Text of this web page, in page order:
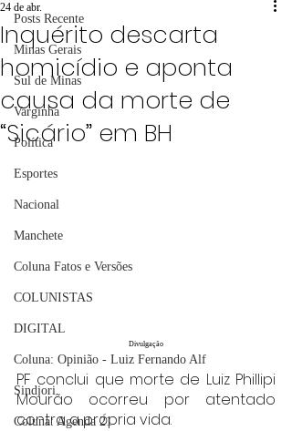
Posts Recente
Minas Gerais
Sul de Minas
Varginha
Política
Esportes
Nacional
Manchete
Coluna Fatos e Versões
COLUNISTAS
DIGITAL
Coluna: Opinião - Luiz Fernando Alf
Sindjori
Coluna: Agenda 21
Inquérito descarta
homicídio e aponta
causa da morte de
“Sicário” em BH
24 de abr.
Divulgação
PF conclui que morte de Luiz Phillipi
Mourão ocorreu por atentado
contra a própria vida.